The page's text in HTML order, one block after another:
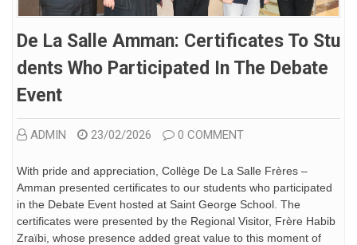
De La Salle Amman: Certificates To Stu
Dents Who Participated In The Debate
Event
ADMIN 23/02/2026 0 COMMENT
With pride and appreciation, Collège De La Salle Frères –
Amman presented certificates to our students who participated
in the Debate Event hosted at Saint George School. The
certificates were presented by the Regional Visitor, Frère Habib
Zraïbi, whose presence added great value to this moment of